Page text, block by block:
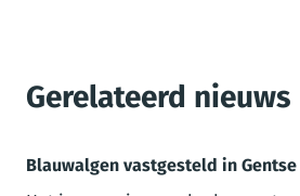
Gerelateerd nieuws
Blauwalgen vastgesteld in